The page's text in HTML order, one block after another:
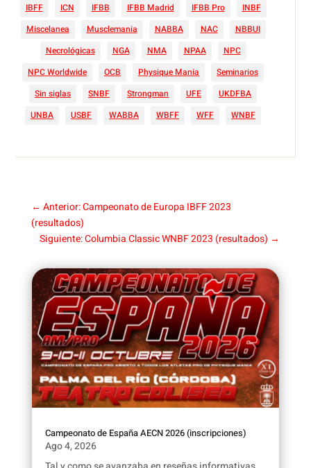
IBFF
ICN IFBB IFBB Madrid IFBB Pro
INBF
Miscelanea
Musclemania NABBA NAC
NBBUI
Necrológicas
NGA NMA NPAA
NPC
NPC Worldwide
OCB Physique Mania
Seminarios
Sin siglas
SNBF Strongman UFE
UKDFBA
UNBA
USBF WABBA WBFF WFF WNBF
← Anterior: Campeonato de Europa IBFF 2023
(resultados)
Siguiente: Columbia Classic WNBF 2023 (resultados) →
Campeonato de España AECN 2026 (inscripciones)
Ago 4, 2026